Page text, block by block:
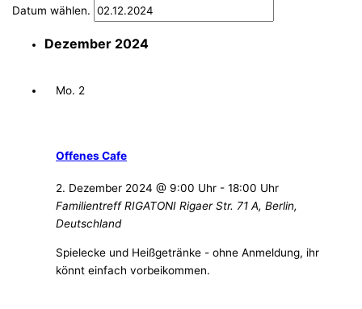
Datum wählen.
Dezember 2024
Mo. 2
Offenes Cafe
2. Dezember 2024 @ 9:00 Uhr -18:00 Uhr
Familientreff RIGATONIRigaer Str. 71 A, Berlin,
Deutschland
Spielecke und Heißgetränke - ohne Anmeldung, ihr
könnt einfach vorbeikommen.